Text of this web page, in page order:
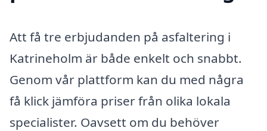
Att få tre erbjudanden på asfaltering i
Katrineholm är både enkelt och snabbt.
Genom vår plattform kan du med några
få klick jämföra priser från olika lokala
specialister. Oavsett om du behöver